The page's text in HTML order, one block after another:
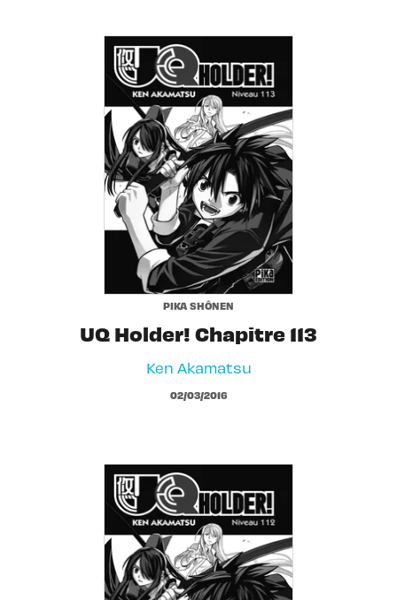
PIKA SHÔNEN
UQ Holder! Chapitre 113
Ken Akamatsu
02/03/2016